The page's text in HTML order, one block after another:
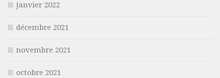
janvier 2022
décembre 2021
novembre 2021
octobre 2021